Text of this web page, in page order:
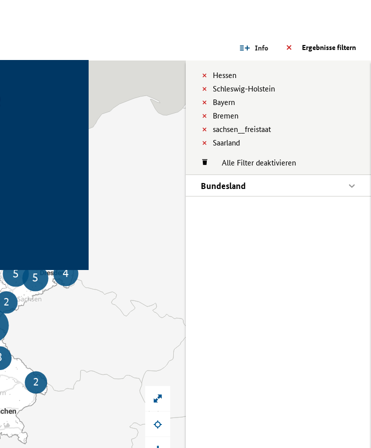
Ergebnisse filtern
Info
Hessen
Schleswig-Holstein
Bayern
Bremen
sachsen__freistaat
Saarland
Alle Filter deaktivieren
Bundesland